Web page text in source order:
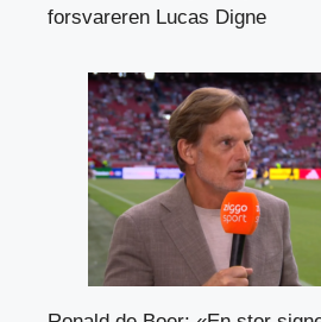
forsvareren Lucas Digne